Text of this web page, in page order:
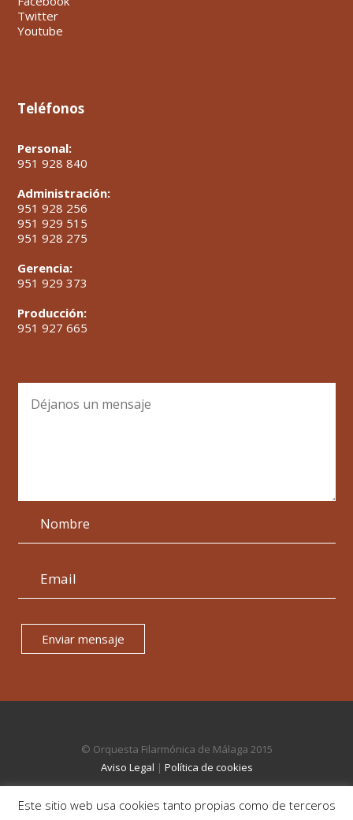
Twitter
Youtube
Teléfonos
Personal:
951 928 840
Administración:
951 928 256
951 929 515
951 928 275
Gerencia:
951 929 373
Producción:
951 927 665
Enviar mensaje
© Orquesta Filarmónica de Málaga 2015
Aviso Legal | Política de cookies
Este sitio web usa cookies tanto propias como de terceros